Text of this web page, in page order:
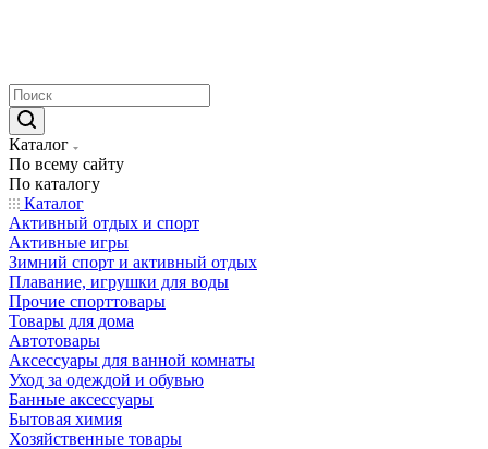
Каталог
По всему сайту
По каталогу
Каталог
Активный отдых и спорт
Активные игры
Зимний спорт и активный отдых
Плавание, игрушки для воды
Прочие спорттовары
Товары для дома
Автотовары
Аксессуары для ванной комнаты
Уход за одеждой и обувью
Банные аксессуары
Бытовая химия
Хозяйственные товары